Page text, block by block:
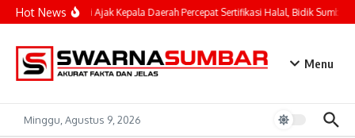
Lewati ke konten
Hot NewsMahyeldi Ajak Kepala Daerah Percepat Sertifikasi Halal, Bidik Sumbar
Menu
Minggu, Agustus 9, 2026